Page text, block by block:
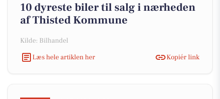
10 dyreste biler til salg i nærheden
af Thisted Kommune
Kilde: Bilhandel
Læs hele artiklen her
Kopiér link